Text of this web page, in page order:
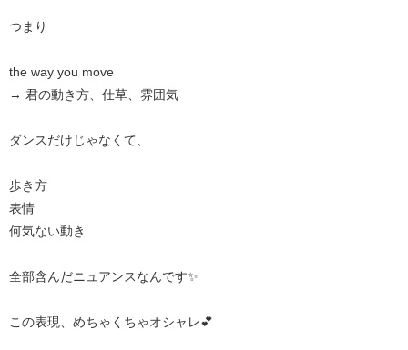
つまり
the way you move
→ 君の動き方、仕草、雰囲気
ダンスだけじゃなくて、
歩き方
表情
何気ない動き
全部含んだニュアンスなんです✨
この表現、めちゃくちゃオシャレ💕